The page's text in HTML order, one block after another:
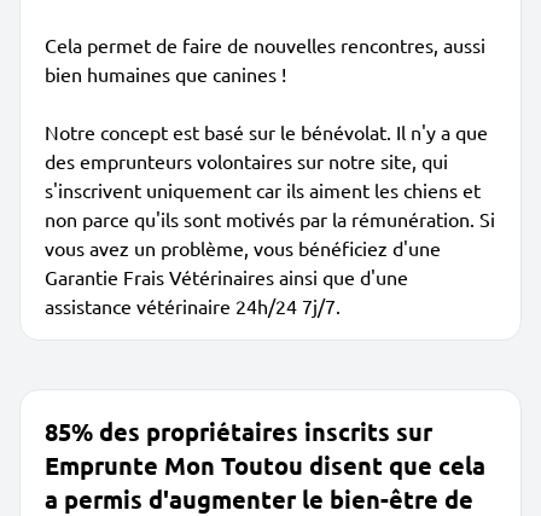
Cela permet de faire de nouvelles rencontres, aussi
bien humaines que canines !
Notre concept est basé sur le bénévolat. Il n'y a que
des emprunteurs volontaires sur notre site, qui
s'inscrivent uniquement car ils aiment les chiens et
non parce qu'ils sont motivés par la rémunération. Si
vous avez un problème, vous bénéficiez d'une
Garantie Frais Vétérinaires ainsi que d'une
assistance vétérinaire 24h/24 7j/7.
85% des propriétaires inscrits sur
Emprunte Mon Toutou disent que cela
a permis d'augmenter le bien-être de